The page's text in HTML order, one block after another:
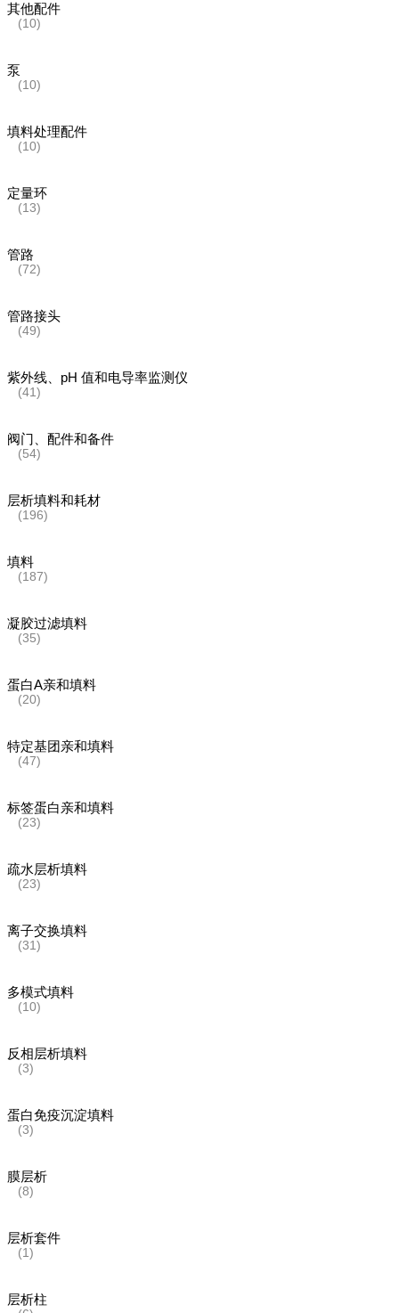
其他配件
(10)
泵
(10)
填料处理配件
(10)
定量环
(13)
管路
(72)
管路接头
(49)
紫外线、pH 值和电导率监测仪
(41)
阀门、配件和备件
(54)
层析填料和耗材
(196)
填料
(187)
凝胶过滤填料
(35)
蛋白A亲和填料
(20)
特定基团亲和填料
(47)
标签蛋白亲和填料
(23)
疏水层析填料
(23)
离子交换填料
(31)
多模式填料
(10)
反相层析填料
(3)
蛋白免疫沉淀填料
(3)
膜层析
(8)
层析套件
(1)
层析柱